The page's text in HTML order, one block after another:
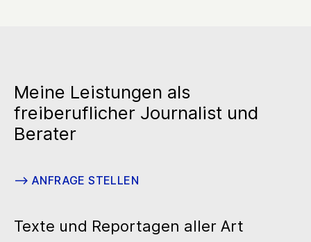
Meine Leistungen als
freiberuflicher Journalist und
Berater
–> ANFRAGE STELLEN
Texte und Reportagen aller Art